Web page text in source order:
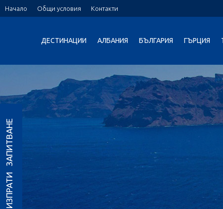
Начало Общи условия Контакти
ДЕСТИНАЦИИ АЛБАНИЯ БЪЛГАРИЯ ГЪРЦИЯ
ИЗПРАТИ ЗАПИТВАНЕ